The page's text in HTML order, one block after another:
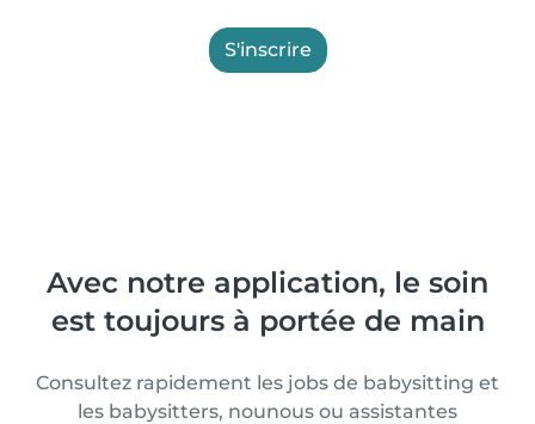
S'inscrire
Avec notre application, le soin
est toujours à portée de main
Consultez rapidement les jobs de babysitting et
les babysitters, nounous ou assistantes